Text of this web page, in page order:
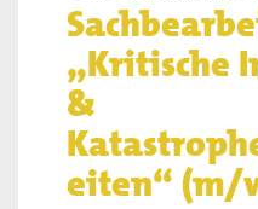
„Kritische
&
eiten“ (m/